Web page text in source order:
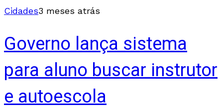
Cidades3 meses atrás
Governo lança sistema
para aluno buscar instrutor
e autoescola